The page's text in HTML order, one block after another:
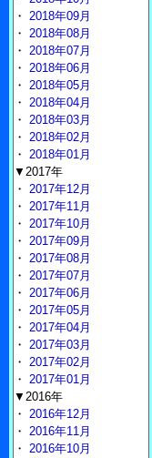
・ 2018年09月
・ 2018年08月
・ 2018年07月
・ 2018年06月
・ 2018年05月
・ 2018年04月
・ 2018年03月
・ 2018年02月
・ 2018年01月
▼2017年
・ 2017年12月
・ 2017年11月
・ 2017年10月
・ 2017年09月
・ 2017年08月
・ 2017年07月
・ 2017年06月
・ 2017年05月
・ 2017年04月
・ 2017年03月
・ 2017年02月
・ 2017年01月
▼2016年
・ 2016年12月
・ 2016年11月
・ 2016年10月